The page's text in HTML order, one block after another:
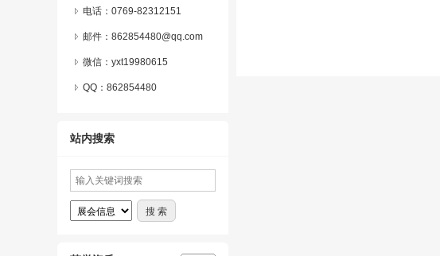
电话：0769-82312151
邮件：862854480@qq.com
微信： yxt19980615
QQ： 862854480
站内搜索